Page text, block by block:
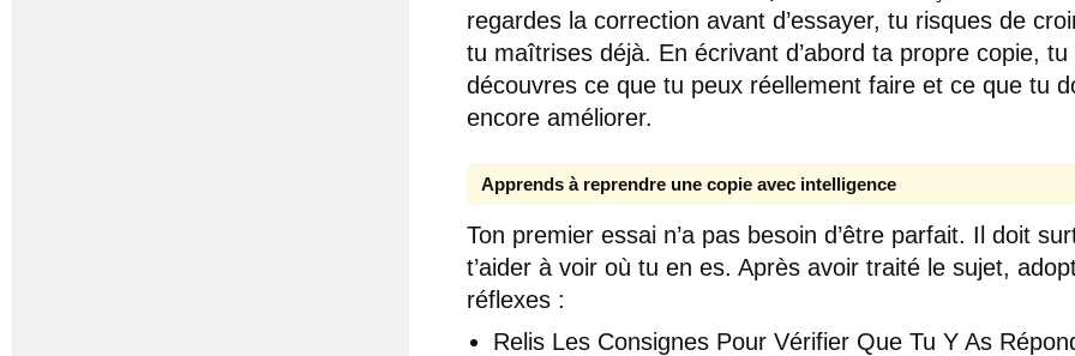
regardes la correction avant d’essayer, tu risques de
tu maîtrises déjà. En écrivant d’abord ta propre copie, tu
découvres ce que tu peux réellement faire et ce que tu
encore améliorer.
Apprends à reprendre une copie avec intelligence
Ton premier essai n’a pas besoin d’être parfait. Il doit
t’aider à voir où tu en es. Après avoir traité le sujet,
réflexes :
Relis Les Consignes Pour Vérifier Que Tu Y As